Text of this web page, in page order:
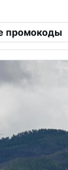
промокоды